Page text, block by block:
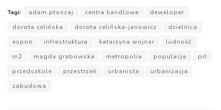
Tagi: adam płoszaj centra handlowe
deweloper
dorota celińska
dorota celińska-janowicz
dzielnica
espon
infrastruktura katarzyna wojnar
ludność
m2
magda grabowska metropolia populacja
prl
przedszkole
przestrzeń urbanista
urbanizacja
zabudowa